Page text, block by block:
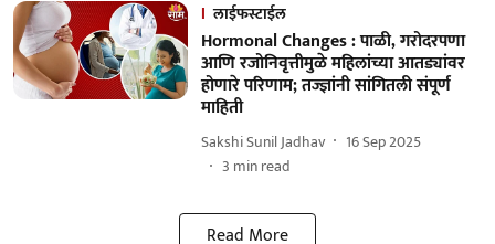
लाईफस्टाईल
Hormonal Changes : पाळी, गरोदरपणा
आणि रजोनिवृत्तीमुळे महिलांच्या आतड्यांवर
होणारे परिणाम; तज्ज्ञांनी सांगितली संपूर्ण
माहिती
Sakshi Sunil Jadhav
16 Sep 2025
3 min read
Read More